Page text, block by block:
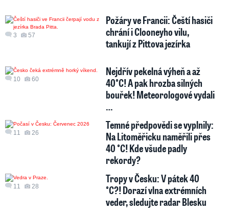
3 57
Požáry ve Francii: Čeští hasiči
chrání i Clooneyho vilu,
tankují z Pittova jezírka
10 60
Nejdřív pekelná výheň a až
40°C! A pak hrozba silných
bouřek! Meteorologové vydali
…
11 26
Temné předpovědi se vyplnily:
Na Litoměřicku naměřili přes
40 °C! Kde všude padly
rekordy?
11 28
Tropy v Česku: V pátek 40
°C?! Dorazí vlna extrémních
veder, sledujte radar Blesku